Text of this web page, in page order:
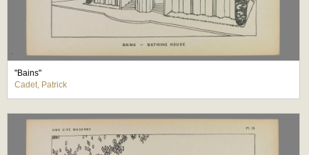
"Bains"
Cadet, Patrick